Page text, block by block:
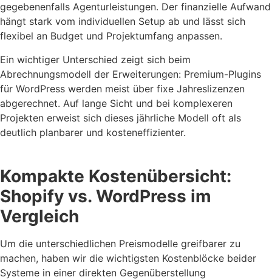
gegebenenfalls Agenturleistungen. Der finanzielle Aufwand
hängt stark vom individuellen Setup ab und lässt sich
flexibel an Budget und Projektumfang anpassen.
Ein wichtiger Unterschied zeigt sich beim
Abrechnungsmodell der Erweiterungen: Premium-Plugins
für WordPress werden meist über fixe Jahreslizenzen
abgerechnet. Auf lange Sicht und bei komplexeren
Projekten erweist sich dieses jährliche Modell oft als
deutlich planbarer und kosteneffizienter.
Kompakte Kostenübersicht:
Shopify vs. WordPress im
Vergleich
Um die unterschiedlichen Preismodelle greifbarer zu
machen, haben wir die wichtigsten Kostenblöcke beider
Systeme in einer direkten Gegenüberstellung